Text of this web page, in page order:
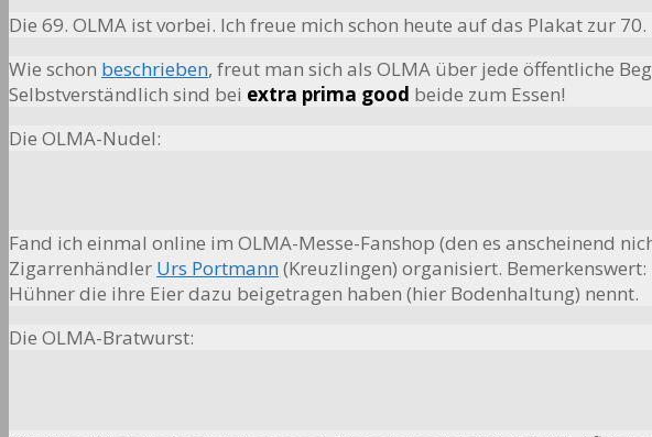
Die 69. OLMA ist vorbei. Ich freue mich schon heute auf das Plakat zur 70.
Wie schon beschrieben, freut man sich als OLMA über jede öffentliche
Selbstverständlich sind bei extra prima good beide zum Essen!
Die OLMA-Nudel:
Fand ich einmal online im OLMA-Messe-Fanshop (den es anscheinend
Zigarrenhändler Urs Portmann(Kreuzlingen) organisiert.
Hühner die ihre Eier dazu beigetragen haben (hier Bodenhaltung) nennt.
Die OLMA-Bratwurst: